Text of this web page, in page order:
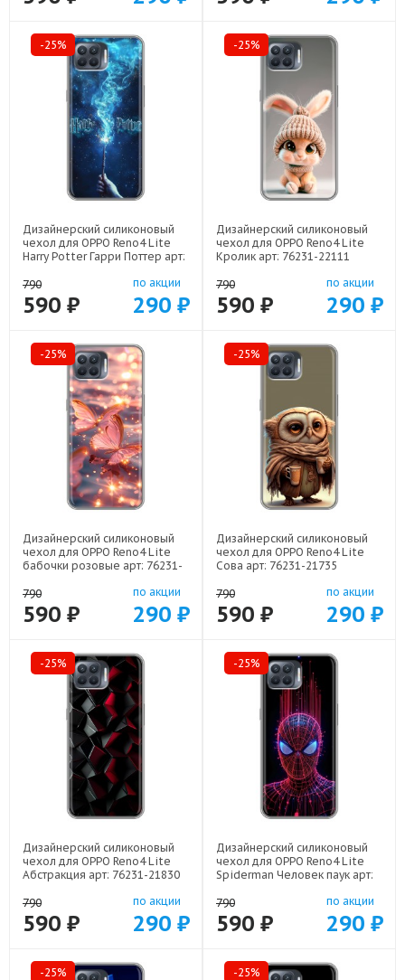
-25%
Дизайнерский силиконовый
чехол для OPPO Reno4 Lite
Harry Potter Гарри Поттер арт:
790
590 ₽
по акции
290 ₽
-25%
Дизайнерский силиконовый
чехол для OPPO Reno4 Lite
Кролик арт: 76231-22111
790
590 ₽
по акции
290 ₽
-25%
Дизайнерский силиконовый
чехол для OPPO Reno4 Lite
бабочки розовые арт: 76231-
790
590 ₽
по акции
290 ₽
-25%
Дизайнерский силиконовый
чехол для OPPO Reno4 Lite
Сова арт: 76231-21735
790
590 ₽
по акции
290 ₽
-25%
Дизайнерский силиконовый
чехол для OPPO Reno4 Lite
Абстракция арт: 76231-21830
790
590 ₽
по акции
290 ₽
-25%
Дизайнерский силиконовый
чехол для OPPO Reno4 Lite
Spiderman Человек паук арт:
790
590 ₽
по акции
290 ₽
-25% -25%